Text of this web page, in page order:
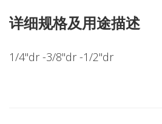
详细规格及用途描述
1/4"dr -3/8"dr -1/2"dr